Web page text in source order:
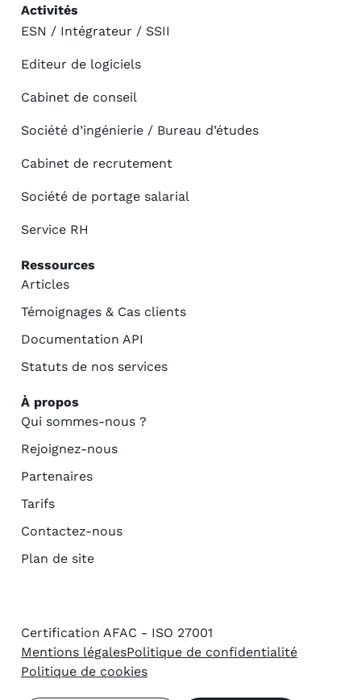
Activités
ESN / Intégrateur / SSII
Editeur de logiciels
Cabinet de conseil
Société d’ingénierie / Bureau d’études
Cabinet de recrutement
Société de portage salarial
Service RH
Ressources
Articles
Témoignages & Cas clients
Documentation API
Statuts de nos services
À propos
Qui sommes-nous ?
Rejoignez-nous
Partenaires
Tarifs
Contactez-nous
Plan de site
Certification AFAC - ISO 27001
Mentions légalesPolitique de confidentialité
Politique de cookies